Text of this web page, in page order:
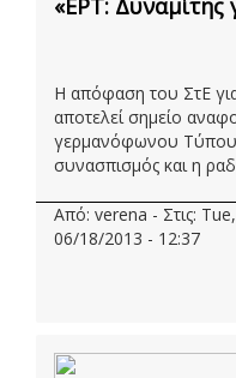
«ΕΡΤ: Δυναμίτης
Η απόφαση του ΣτΕ
αποτελεί σημείο
γερμανόφωνου
συνασπισμός και η
Από: verena - Στις: Tue,
06/18/2013 - 12:37